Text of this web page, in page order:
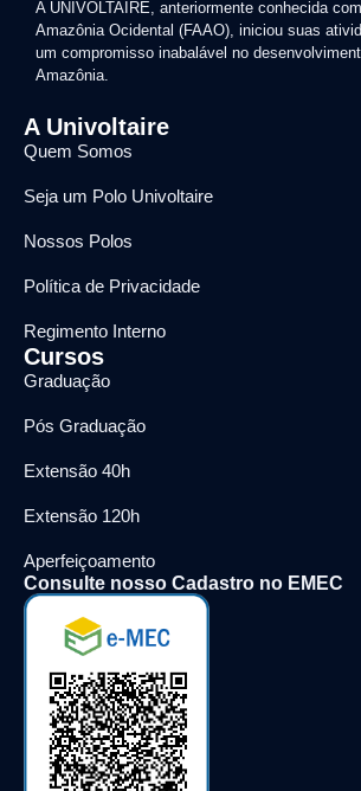
A UNIVOLTAIRE, anteriormente conhecida
Amazônia Ocidental (FAAO), iniciou suas
um compromisso inabalável no
Amazônia.
A Univoltaire
Quem Somos
Seja um Polo Univoltaire
Nossos Polos
Política de Privacidade
Regimento Interno
Cursos
Graduação
Pós Graduação
Extensão 40h
Extensão 120h
Aperfeiçoamento
Consulte nosso Cadastro no EMEC